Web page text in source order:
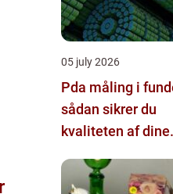
05 july 2026
Pda måling i
sådan sikrer du
kvaliteten af dine